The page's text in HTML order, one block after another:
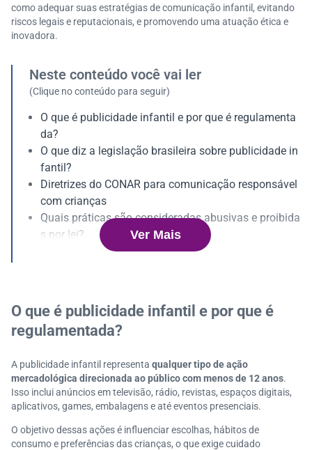
como adequar suas estratégias de comunicação infantil, evitando
riscos legais e reputacionais, e promovendo uma atuação ética e
inovadora.
Neste conteúdo você vai ler
(Clique no conteúdo para seguir)
O que é publicidade infantil e por que é regulamenta
da?
O que diz a legislação brasileira sobre publicidade in
fantil?
Diretrizes do CONAR para comunicação responsável
com crianças
Quais práticas são consideradas abusivas e proibida
s por lei?
Formalize uma comunicação segura e responsável d
as normas da publicidade infantil?
Indicadores para medir o impacto e a conformidade
da publicidade infantil no seu negócio
Ver Mais
O que é publicidade infantil e por que é
regulamentada?
A publicidade infantil representa qualquer tipo de ação
mercadológica direcionada ao público com menos de 12 anos.
Isso inclui anúncios em televisão, rádio, revistas, espaços digitais,
aplicativos, games, embalagens e até eventos presenciais.
O objetivo dessas ações é influenciar escolhas, hábitos de
consumo e preferências das crianças, o que exige cuidado